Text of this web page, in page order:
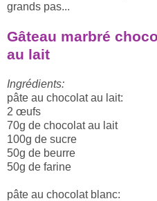
grands pas...
Gâteau marbré
au lait
Ingrédients:
pâte au chocolat au lait:
2 œufs
70g de chocolat au lait
100g de sucre
50g de beurre
50g de farine
pâte au chocolat blanc: